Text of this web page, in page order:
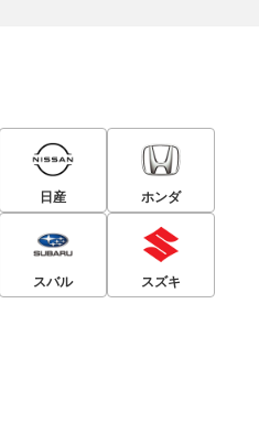
日産 ホンダ
スバル スズキ